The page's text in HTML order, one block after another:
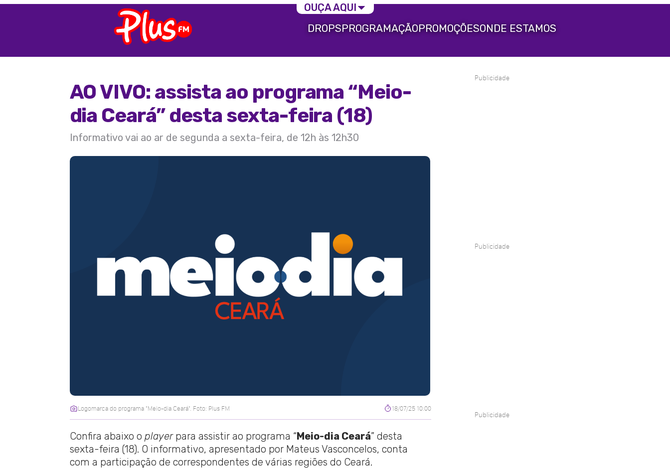
DROPSPROGRAMAÇÃOPROMOÇÕESONDE ESTAMOS
AO VIVO: assista ao programa “Meio-
dia Ceará” desta sexta-feira (18)
Informativo vai ao ar de segunda a sexta-feira, de 12h às 12h30
Logomarca do programa "Meio-dia Ceará". Foto: Plus FM 18/07/25 10:00
Confira abaixo o player para assistir ao programa “Meio-dia Ceará” desta
sexta-feira (18). O informativo, apresentado por Mateus Vasconcelos, conta
com a participação de correspondentes de várias regiões do Ceará.
Publicidade
Publicidade
Publicidade
OUÇA AQUI